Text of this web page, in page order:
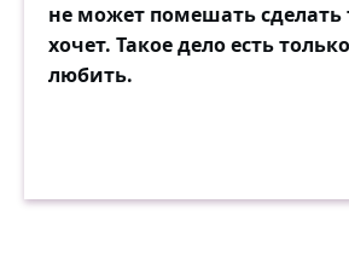
не может помешать сделать
хочет. Такое дело есть
любить.